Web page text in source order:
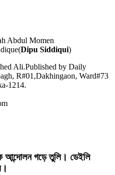
Abdul Momen
Dipu Siddiqui)
Ali.Published by Daily
R#01,Dakhingaon, Ward#73
1214.
আন্দোলন গড়ে তুলি। ডেইলি